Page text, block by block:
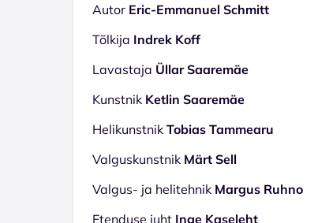
Autor Eric-Emmanuel Schmitt
Tõlkija Indrek Koff
Lavastaja Üllar Saaremäe
Kunstnik Ketlin Saaremäe
Helikunstnik Tobias Tammearu
Valguskunstnik Märt Sell
Valgus- ja helitehnik Margus Ruhno
Etenduse juht Inge Kaseleht